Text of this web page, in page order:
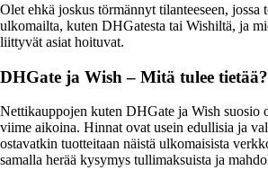
Olet ehkä joskus törmännyt tilanteeseen, jossa
ulkomailta, kuten DHGatesta tai Wishiltä, ja
liittyvät asiat hoituvat.
DHGate ja Wish – Mitä tulee tietää?
Nettikauppojen kuten DHGate ja Wish suosio
viime aikoina. Hinnat ovat usein edullisia ja
ostavatkin tuotteitaan näistä ulkomaisista
samalla herää kysymys tullimaksuista ja